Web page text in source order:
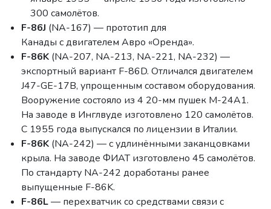
300 самолётов.
F-86J (NA-167) — прототип для
Канады с двигателем Авро «Оренда».
F-86K (NA-207, NA-213, NA-221, NA-232) —
экспортный вариант F-86D. Отличался двигателем
J47-GE-17B, упрощенным составом оборудования.
Вооружение состояло из 4 20-мм пушек M-24A1.
На заводе в Инглвуде изготовлено 120 самолётов.
С 1955 года выпускался по лицензии в Италии.
F-86K (NA-242) — с удлинёнными заканцовками
крыла. На заводе ФИАТ изготовлено 45 самолётов.
По стандарту NA-242 доработаны ранее
выпущенные F-86K.
F-86L— перехватчик со средствами связи с